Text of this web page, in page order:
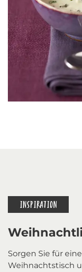
INSPIRATION
Sorgen Sie für
Weihnachtstisch